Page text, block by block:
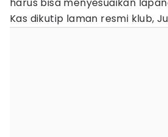
Kas dikutip laman resmi klub,